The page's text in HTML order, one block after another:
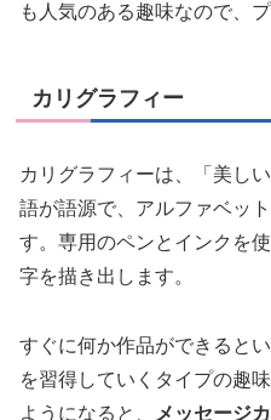
も人気のある趣味なので、
カリグラフィー
カリグラフィーは、「美し
語が語源で、アルファベッ
す。専用のペンとインクを
字を描き出します。
すぐに何か作品ができると
を習得していくタイプの趣
ようになると、
メッセージ